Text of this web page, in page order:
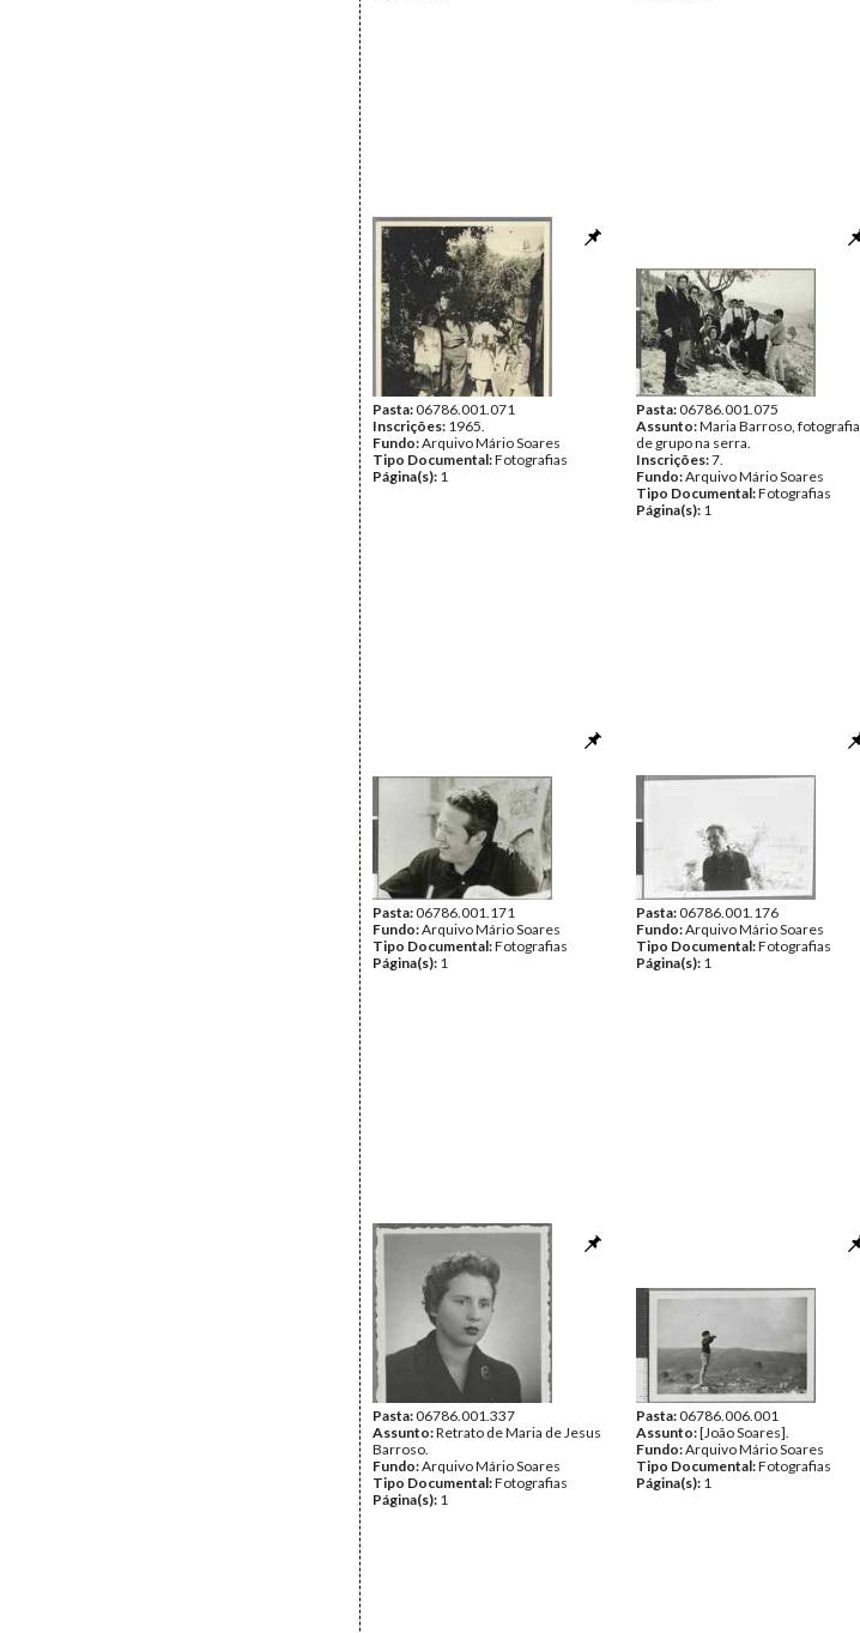
Pasta:06786.001.071
Inscrições: 1965.
Fundo:Arquivo Mário Soares
Tipo Documental:Fotografias
Página(s): 1
Pasta:06786.001.075
Assunto:Maria Barroso, fotografia
de grupo na serra.
Inscrições:7.
Fundo:Arquivo Mário Soares
Tipo Documental:Fotografias
Página(s): 1
Pasta:06786.001.171
Fundo:Arquivo Mário Soares
Tipo Documental:Fotografias
Página(s): 1
Pasta:06786.001.176
Fundo:Arquivo Mário Soares
Tipo Documental:Fotografias
Página(s): 1
Pasta:06786.001.337
Assunto:Retrato de Maria de Jesus
Barroso.
Fundo:Arquivo Mário Soares
Tipo Documental:Fotografias
Página(s): 1
Pasta:06786.006.001
Assunto:[João Soares].
Fundo:Arquivo Mário Soares
Tipo Documental:Fotografias
Página(s): 1